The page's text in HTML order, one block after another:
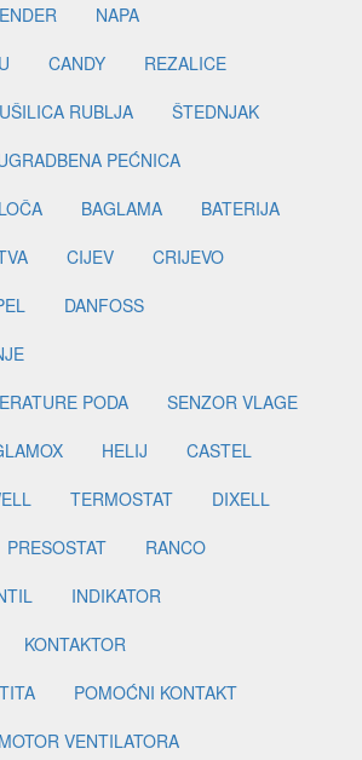
NAPA
CANDY
REZALICE
RUBLJA
ŠTEDNJAK
PEĆNICA
BAGLAMA
BATERIJA
CIJEV
CRIJEVO
DANFOSS
PODA
SENZOR VLAGE
HELIJ
CASTEL
TERMOSTAT
DIXELL
PRESOSTAT
RANCO
INDIKATOR
KONTAKTOR
POMOĆNI KONTAKT
MOTOR VENTILATORA